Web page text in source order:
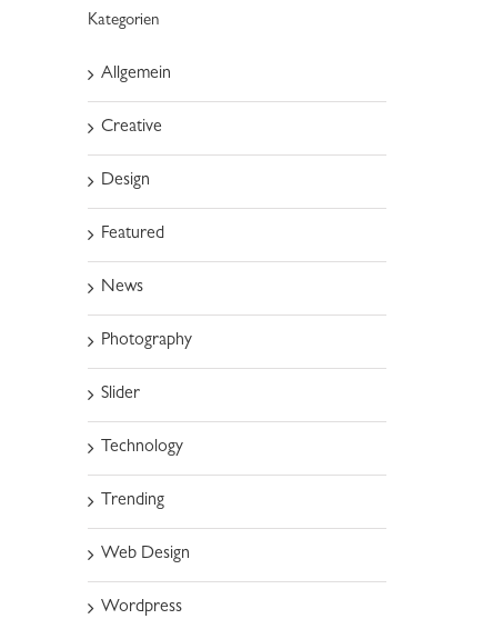
Kategorien
Allgemein
Creative
Design
Featured
News
Photography
Slider
Technology
Trending
Web Design
Wordpress